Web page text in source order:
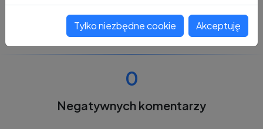
0
Negatywnych komentarzy
Tylko niezbędne cookie Akceptuję